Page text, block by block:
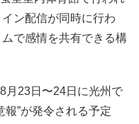
ン配信が同時に行わ
で感情を共有できる構
月23日〜24日に光州で
報”が発令される予定